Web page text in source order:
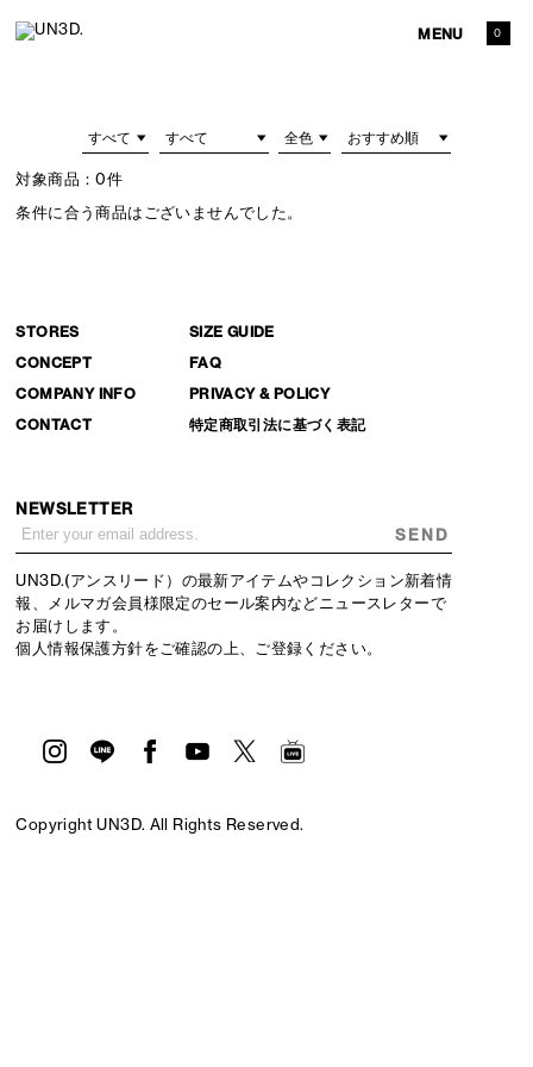
MENU 0
対象商品：0件
条件に合う商品はございませんでした。
STORES
CONCEPT
COMPANY INFO
CONTACT
SIZE GUIDE
FAQ
PRIVACY & POLICY
特定商取引法に基づく表記
NEWSLETTER
SEND
UN3D.(アンスリード）の最新アイテムやコレクション新着情
報、メルマガ会員様限定のセール案内などニュースレターで
お届けします。
個人情報保護方針をご確認の上、ご登録ください。
Copyright UN3D. All Rights Reserved.